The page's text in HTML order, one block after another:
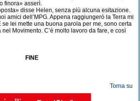
finora» asserì.
disse Helen, senza più alcuna esitazione.
amici dell’MPG. Appena raggiungerò la Terra mi
lei mette una buona parola per me, sono certa
Movimento. C’è molto lavoro da fare, e così
FINE
Torna su